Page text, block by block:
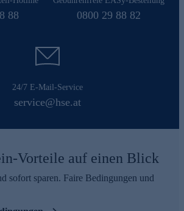
88 0800 29 88 82
24/7 E-Mail-Service
service@hse.at
Vorteile auf einen Blick
sofort sparen. Faire Bedingungen und